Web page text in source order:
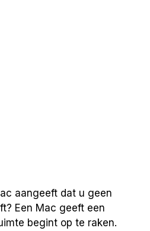
aangeeft dat u geen
Een Mac geeft een
begint op te raken.